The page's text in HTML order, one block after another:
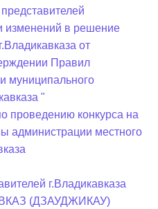
изменений в решение
от
Правил
муниципального
"
конкурса на
администрации местного
г.Владикавказа
(ДЗАУДЖИКАУ)